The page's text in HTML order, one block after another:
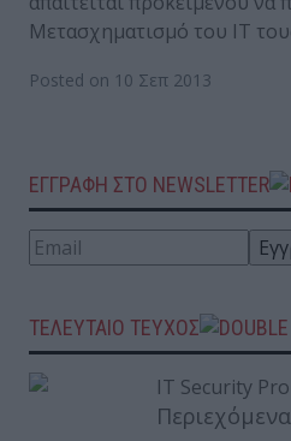
Μετασχηματισμό του ΙΤ
Posted on 10 Σεπ 2013
ΕΓΓΡΑΦΗ ΣΤΟ NEWSLETTER
ΤΕΛΕΥΤΑΙΟ ΤΕΥΧΟΣ